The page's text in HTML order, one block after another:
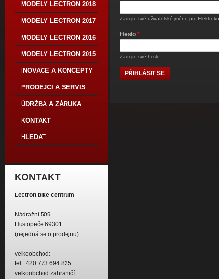
MODELY LECTRON 2018
MODELY LECTRON 2017
MODELY LECTRON 2016
MODELY LECTRON 2015
INOVACE A KONCEPTY
PRODEJCI A SERVIS
ÚDRŽBA A ZÁRUKA
KONTAKT
HLEDAT
KONTAKT
Lectron bike centrum
Nádražní 509
Hustopeče 69301
(nejedná se o prodejnu)
velkoobchod:
tel.+420 773 694 825
velkoobchod zahraničí:
Zadejte své uživatelské jméno pro
Heslo *
Zadejte své heslo.